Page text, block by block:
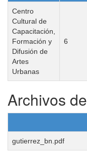
Centro
Cultural de
Capacitación,
Formación y
Difusión de
Artes
Urbanas
6
Archivos
gutierrez_bn.pdf